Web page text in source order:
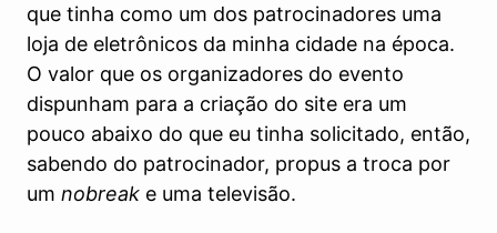
que tinha como um dos patrocinadores uma
loja de eletrônicos da minha cidade na época.
O valor que os organizadores do evento
dispunham para a criação do site era um
pouco abaixo do que eu tinha solicitado, então,
sabendo do patrocinador, propus a troca por
um nobreak e uma televisão.